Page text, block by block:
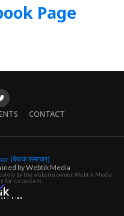
Page
CONTACT
(बेबाक समाचार)
by Webtik Media
by the website owner. Webtik Media
for its content.